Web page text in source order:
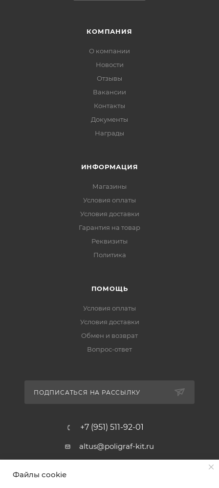
КОМПАНИЯ
О компании
Новости
Отзывы
Вакансии
Контакты
Документы
Награды
ИНФОРМАЦИЯ
Магазины
Условия оплаты
Условия доставки
Гарантия на товар
Реквизиты
Политика
ПОМОЩЬ
Условия оплаты
Условия доставки
Обмен и возврат
Вопрос-ответ
ПОДПИСАТЬСЯ НА РАССЫЛКУ
+7 (951) 511-92-01
altus@poligraf-kit.ru
Ростовская обл, Аксайский р-н,
Файлы cookie